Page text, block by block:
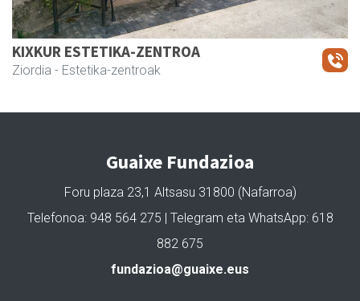
KIXKUR ESTETIKA-ZENTROA
Ziordia - Estetika-zentroak
Guaixe Fundazioa
Foru plaza 23,1 Altsasu 31800 (Nafarroa)
Telefonoa: 948 564 275 | Telegram eta WhatsApp: 618
882 675
fundazioa@guaixe.eus